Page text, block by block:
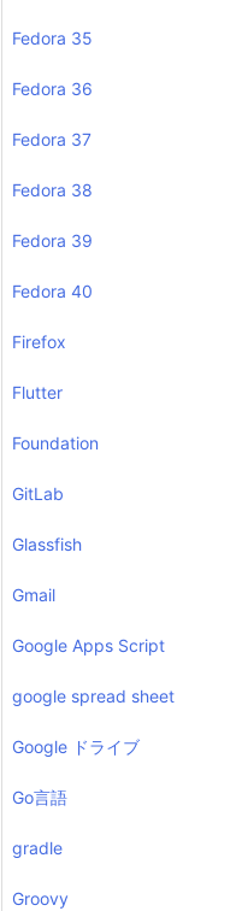
Fedora 35
Fedora 36
Fedora 37
Fedora 38
Fedora 39
Fedora 40
Firefox
Flutter
Foundation
GitLab
Glassfish
Gmail
Google Apps Script
google spread sheet
Google ドライブ
Go言語
gradle
Groovy